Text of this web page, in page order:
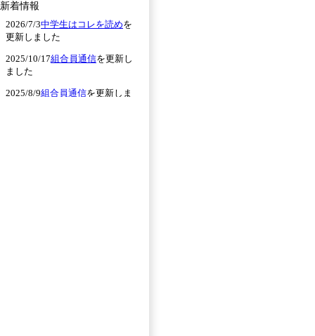
新着情報